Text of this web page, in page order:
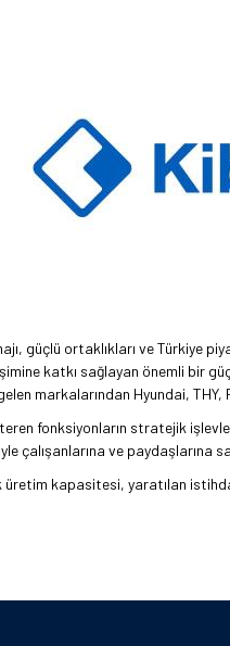
güçlü ortaklıkları ve Türkiye
katkı sağlayan önemli bir
markalarından Hyundai,
fonksiyonların stratejik
çalışanlarına ve paydaşlarına
kapasitesi, yaratılan